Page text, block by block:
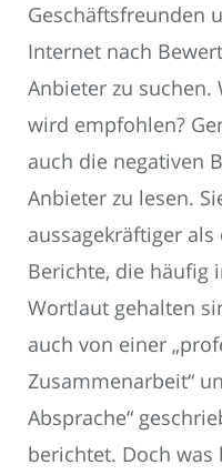
Geschäftsfreunden
Internet nach
Anbieter zu suchen.
wird empfohlen?
auch die negativen
Anbieter zu lesen.
aussagekräftiger
Berichte, die häufig
Wortlaut gehalten
auch von einer
Zusammenarbeit“
Absprache“
berichtet. Doch was